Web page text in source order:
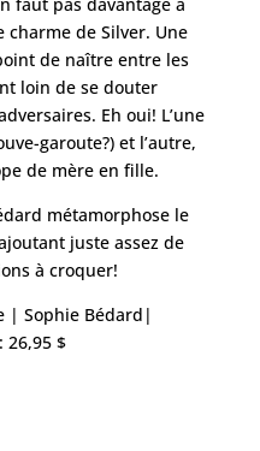
charme de Silver. Une
de naître entre les
loin de se douter
Eh oui! L’une
garoute?) et l’autre,
de mère en fille.
métamorphose le
juste assez de
à croquer!
| Sophie Bédard|
26,95 $